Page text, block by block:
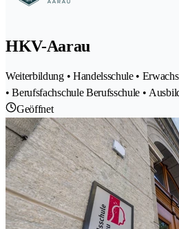
HKV-Aarau
Weiterbildung • Handelsschule •
• Berufsfachschule Berufsschule •
Geöffnet